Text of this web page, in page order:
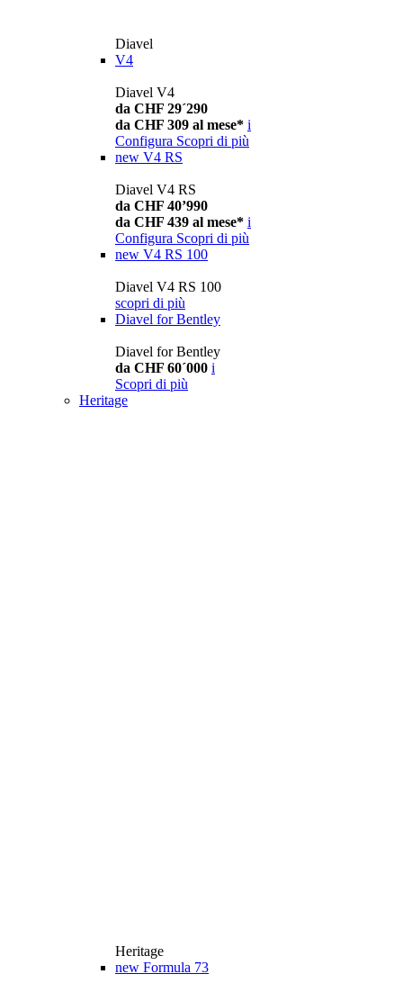
Diavel
V4
Diavel V4
da CHF 29´290
da CHF 309 al mese* i
Configura Scopri di più
new V4 RS
Diavel V4 RS
da CHF 40’990
da CHF 439 al mese* i
Configura Scopri di più
new V4 RS 100
Diavel V4 RS 100
scopri di più
Diavel for Bentley
Diavel for Bentley
da CHF 60´000 i
Scopri di più
Heritage
Heritage
new Formula 73